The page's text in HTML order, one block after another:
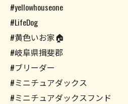
#yellowhouseone
#LifeDog
#黄色いお家🏠
#岐阜県揖斐郡
#ブリーダー
#ミニチュアダックス
#ミニチュアダックスフンド